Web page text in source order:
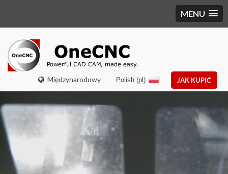
MENU
Międzynarodowy JAK KUPIĆ
Polish (pl)